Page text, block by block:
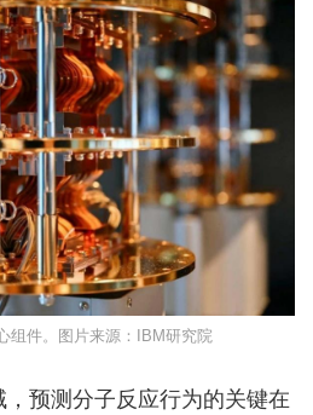
组件。图片来源：IBM研究院
预测分子反应行为的关键在